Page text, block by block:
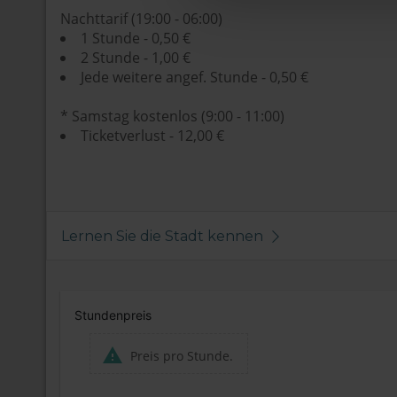
Nachttarif (19:00 - 06:00)
1 Stunde - 0,50 €
2 Stunde - 1,00 €
Jede weitere angef. Stunde - 0,50 €
* Samstag kostenlos (9:00 - 11:00)
Ticketverlust - 12,00 €
Lernen Sie die Stadt kennen
Stundenpreis
Preis pro Stunde.